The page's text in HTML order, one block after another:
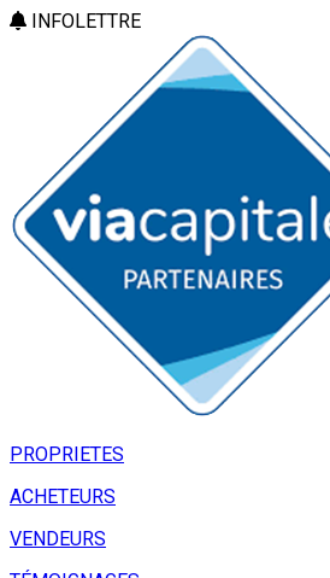
INFOLETTRE
PROPRIETES
ACHETEURS
VENDEURS